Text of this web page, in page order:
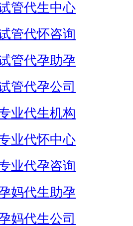
管代生中心
管代怀咨询
管代孕助孕
管代孕公司
业代生机构
业代怀中心
业代孕咨询
妈代生助孕
妈代生公司